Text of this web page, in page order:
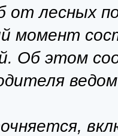
от лесных
момент
Об этом